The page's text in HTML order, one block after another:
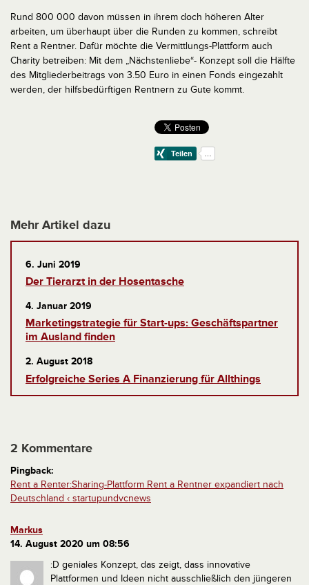
Rund 800 000 davon müssen in ihrem doch höheren Alter
arbeiten, um überhaupt über die Runden zu kommen, schreibt
Rent a Rentner. Dafür möchte die Vermittlungs-Plattform auch
Charity betreiben: Mit dem „Nächstenliebe“- Konzept soll die Hälfte
des Mitgliederbeitrags von 3.50 Euro in einen Fonds eingezahlt
werden, der hilfsbedürftigen Rentnern zu Gute kommt.
Mehr Artikel dazu
6. Juni 2019
Der Tierarzt in der Hosentasche
4. Januar 2019
Marketingstrategie für Start-ups: Geschäftspartner
im Ausland finden
2. August 2018
Erfolgreiche Series A Finanzierung für Allthings
2 Kommentare
Pingback:
Rent a Renter:Sharing-Plattform Rent a Rentner expandiert nach
Deutschland ‹ startupundvcnews
Markus
14. August 2020 um 08:56
:D geniales Konzept, das zeigt, dass innovative
Plattformen und Ideen nicht ausschließlich den jüngeren